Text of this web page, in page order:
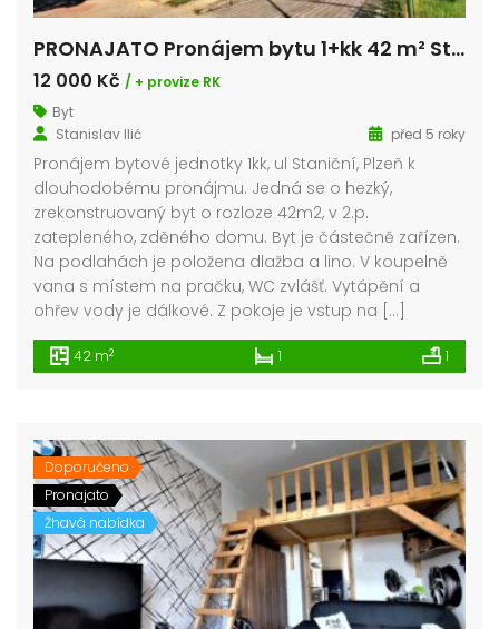
PRONAJATO Pronájem bytu 1+kk 42 m² Staniční, Plzeň – Doubravka
12 000 Kč / + provize RK
Byt
Stanislav Ilić
před 5 roky
Pronájem bytové jednotky 1kk, ul Staniční, Plzeň k
dlouhodobému pronájmu. Jedná se o hezký,
zrekonstruovaný byt o rozloze 42m2, v 2.p.
zatepleného, zděného domu. Byt je částečně zařízen.
Na podlahách je položena dlažba a lino. V koupelně
vana s místem na pračku, WC zvlášť. Vytápění a
ohřev vody je dálkové. Z pokoje je vstup na […]
42 m2 1 1
Doporučeno
Pronajato
Žhavá nabídka